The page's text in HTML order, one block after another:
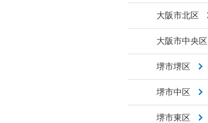
大阪市北区
大阪市中央区
堺市堺区
堺市中区
堺市東区